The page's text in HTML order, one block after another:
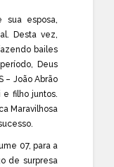
esposa,
Desta vez,
bailes
Deus
– João Abrão
filho juntos.
Maravilhosa
07, para a
de surpresa